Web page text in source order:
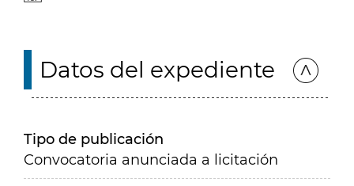
Datos del expediente
Tipo de publicación
Convocatoria anunciada a licitación